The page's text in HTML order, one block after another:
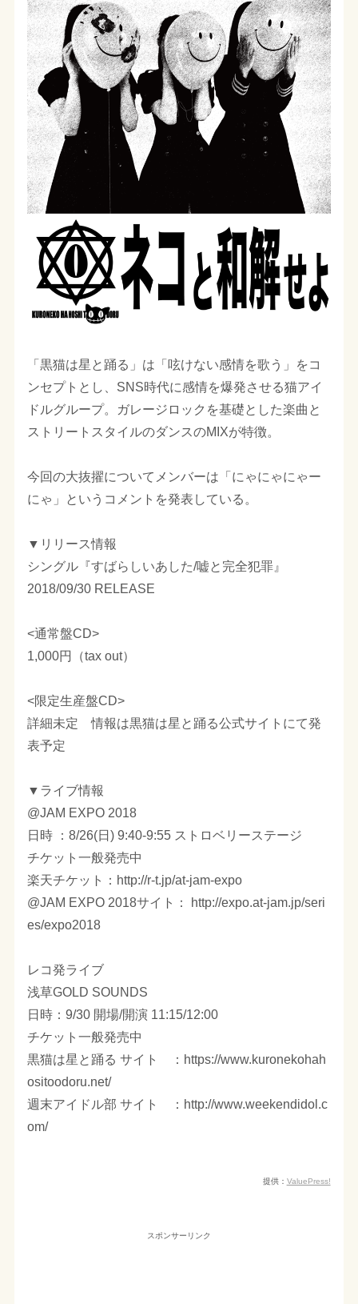
「黒猫は星と踊る」は「呟けない感情を歌う」をコ
ンセプトとし、SNS時代に感情を爆発させる猫アイ
ドルグループ。ガレージロックを基礎とした楽曲と
ストリートスタイルのダンスのMIXが特徴。
今回の大抜擢についてメンバーは「にゃにゃにゃー
にゃ」というコメントを発表している。
▼リリース情報
シングル『すばらしいあした/嘘と完全犯罪』
2018/09/30 RELEASE
<通常盤CD>
1,000円（tax out）
<限定生産盤CD>
詳細未定 情報は黒猫は星と踊る公式サイトにて発
表予定
▼ライブ情報
@JAM EXPO 2018
日時 ：8/26(日) 9:40-9:55 ストロベリーステージ
チケット一般発売中
楽天チケット：http://r-t.jp/at-jam-expo
@JAM EXPO 2018サイト： http://expo.at-jam.jp/seri
es/expo2018
レコ発ライブ
浅草GOLD SOUNDS
日時：9/30 開場/開演 11:15/12:00
チケット一般発売中
黒猫は星と踊る サイト ：https://www.kuronekohah
ositoodoru.net/
週末アイドル部 サイト ：http://www.weekendidol.c
om/
提供： ValuePress!
スポンサーリンク